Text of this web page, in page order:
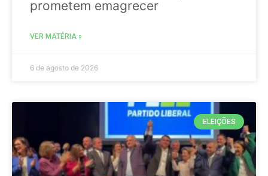
prometem emagrecer
VER MATÉRIA »
6 de agosto de 2026
ELEIÇÕES